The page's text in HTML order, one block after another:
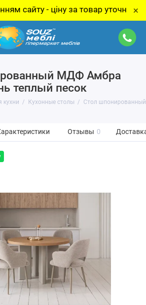
- ціну за товар уточнюйте у ×
МДФ Амбра
теплый песок
кухни Кухонные столы Стол
Отзывы 0